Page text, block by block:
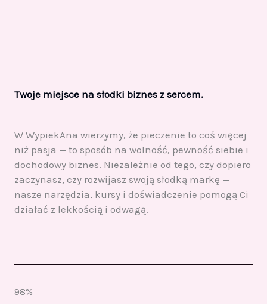
Twoje miejsce na słodki biznes z sercem.
W WypiekAna wierzymy, że pieczenie to coś więcej
niż pasja — to sposób na wolność, pewność siebie i
dochodowy biznes. Niezależnie od tego, czy dopiero
zaczynasz, czy rozwijasz swoją słodką markę —
nasze narzędzia, kursy i doświadczenie pomogą Ci
działać z lekkością i odwagą.
98%